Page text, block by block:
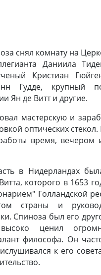
снял комнату на
Даниила
Кристиан
Гудде, крупный
Ян де Витт и другие.
мастерскую и
оптических стекол.
время,
в Нидерландах
которого в 1653
Голландской
страны и
Спиноза был его
высоко ценил
философа. Он
к его